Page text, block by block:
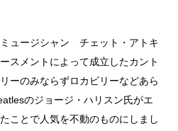
ュージシャン チェット・アトキ
スメントによって成立したカント
ーのみならずロカビリーなどあら
のジョージ・ハリスン氏がエ
ことで人気を不動のものにしまし